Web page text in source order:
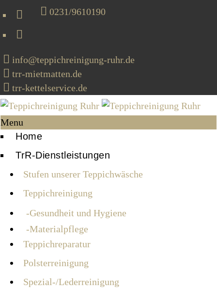
0231/9610190
info@teppichreinigung-ruhr.de
trr-mietmatten.de
trr-kettelservice.de
Menu
Home
TrR-Dienstleistungen
Stufen unserer Teppichwäsche
Teppichreinigung
Gesundheit und Hygiene
Materialpflege
Teppichreparatur
Polsterreinigung
Spezial-/Lederreinigung